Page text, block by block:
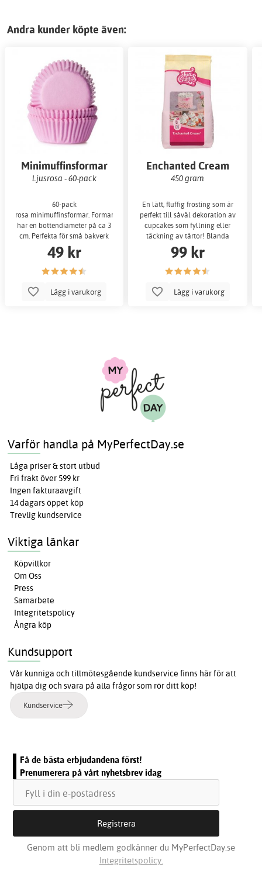
Andra kunder köpte även:
Minimuffinsformar
Ljusrosa - 60-pack
60-pack
rosa minimuffinsformar. Formarna
har en bottendiameter på ca 3
cm. Perfekta för små bakverk
49 kr
Lägg i varukorg
Enchanted Cream
450 gram
En lätt, fluffig frosting som är
perfekt till såväl dekoration av
cupcakes som fyllning eller
täckning av tårtor! Blanda
endast
99 kr
Lägg i varukorg
Varför handla på MyPerfectDay.se
Låga priser & stort utbud
Fri frakt över 599 kr
Ingen fakturaavgift
14 dagars öppet köp
Trevlig kundservice
Viktiga länkar
Köpvillkor
Om Oss
Press
Samarbete
Integritetspolicy
Ångra köp
Kundsupport
Vår kunniga och tillmötesgående kundservice finns här för att
hjälpa dig och svara på alla frågor som rör ditt köp!
Kundservice
Få de bästa erbjudandena först!
Prenumerera på vårt nyhetsbrev idag
Genom att bli medlem godkänner du MyPerfectDay.se
Integritetspolicy.